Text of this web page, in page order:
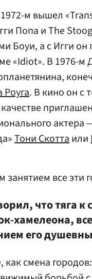
м вышел
Попа и The
Боуи, а с Игги
«Idiot». В 1976-м
Роуга. В кино он с
качестве
актера
Тони Скоттаили
занятием все эти
что тяга
хамелеона,
его
как смена